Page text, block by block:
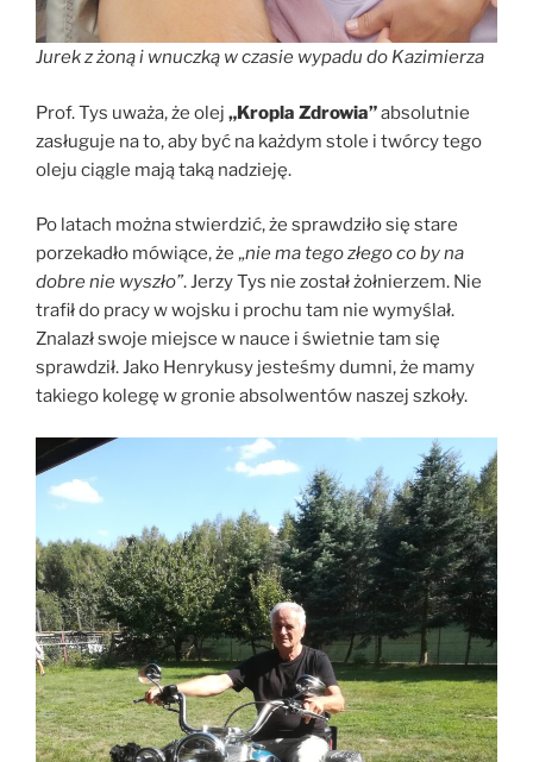
Jurek z żoną i wnuczką w czasie wypadu do Kazimierza
Prof. Tys uważa, że olej „Kropla Zdrowia”absolutnie
zasługuje na to, aby być na każdym stole i twórcy tego
oleju ciągle mają taką nadzieję.
Po latach można stwierdzić, że sprawdziło się stare
porzekadło mówiące, że „nie ma tego złego co by na
dobre nie wyszło”. Jerzy Tys nie został żołnierzem. Nie
trafił do pracy w wojsku i prochu tam nie wymyślał.
Znalazł swoje miejsce w nauce i świetnie tam się
sprawdził. Jako Henrykusy jesteśmy dumni, że mamy
takiego kolegę w gronie absolwentów naszej szkoły.